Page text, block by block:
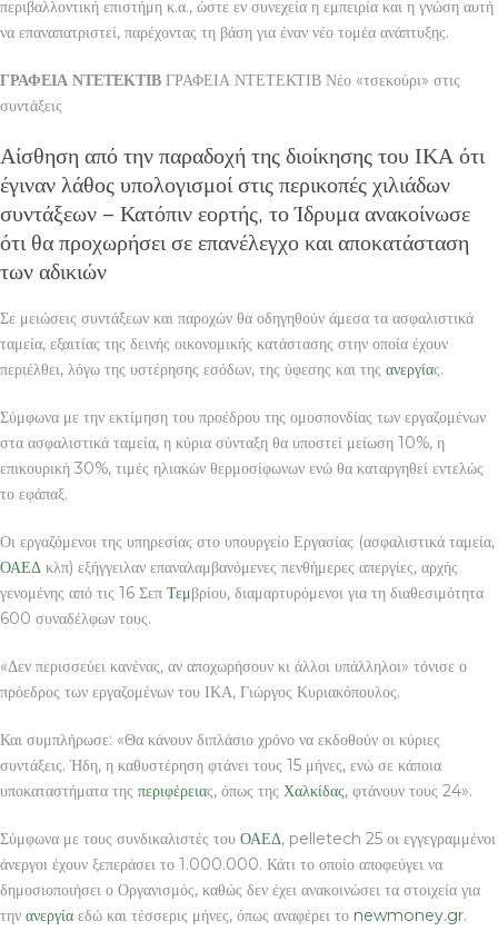
περιβαλλοντική επιστήμη κ.α., ώστε εν συνεχεία η εμπειρία και η γνώση αυτή
να επαναπατριστεί, παρέχοντας τη βάση για έναν νέο τομέα ανάπτυξης.
ΓΡΑΦΕΙΑ ΝΤΕΤΕΚΤΙΒ ΓΡΑΦΕΙΑ ΝΤΕΤΕΚΤΙΒ Νέο «τσεκούρι» στις
συντάξεις
Αίσθηση από την παραδοχή της διοίκησης του ΙΚΑ ότι
έγιναν λάθος υπολογισμοί στις περικοπές χιλιάδων
συντάξεων – Κατόπιν εορτής, το Ίδρυμα ανακοίνωσε
ότι θα προχωρήσει σε επανέλεγχο και αποκατάσταση
των αδικιών
Σε μειώσεις συντάξεων και παροχών θα οδηγηθούν άμεσα τα ασφαλιστικά
ταμεία, εξαιτίας της δεινής οικονομικής κατάστασης στην οποία έχουν
περιέλθει, λόγω της υστέρησης εσόδων, της ύφεσης και της ανεργίας.
Σύμφωνα με την εκτίμηση του προέδρου της ομοσπονδίας των εργαζομένων
στα ασφαλιστικά ταμεία, η κύρια σύνταξη θα υποστεί μείωση 10%, η
επικουρική 30%, τιμές ηλιακών θερμοσίφωνων ενώ θα καταργηθεί εντελώς
το εφάπαξ.
Οι εργαζόμενοι της υπηρεσίας στο υπουργείο Εργασίας (ασφαλιστικά ταμεία,
ΟΑΕΔ κλπ) εξήγγειλαν επαναλαμβανόμενες πενθήμερες απεργίες, αρχής
γενομένης από τις 16 Σεπ Τεμβρίου, διαμαρτυρόμενοι για τη διαθεσιμότητα
600 συναδέλφων τους.
«Δεν περισσεύει κανένας, αν αποχωρήσουν κι άλλοι υπάλληλοι» τόνισε ο
πρόεδρος των εργαζομένων του ΙΚΑ, Γιώργος Κυριακόπουλος.
Και συμπλήρωσε: «Θα κάνουν διπλάσιο χρόνο να εκδοθούν οι κύριες
συντάξεις. Ήδη, η καθυστέρηση φτάνει τους 15 μήνες, ενώ σε κάποια
υποκαταστήματα της περιφέρειας, όπως της Χαλκίδας, φτάνουν τους 24».
Σύμφωνα με τους συνδικαλιστές του ΟΑΕΔ, pelletech 25 οι εγγεγραμμένοι
άνεργοι έχουν ξεπεράσει το 1.000.000. Κάτι το οποίο αποφεύγει να
δημοσιοποιήσει ο Οργανισμός, καθώς δεν έχει ανακοινώσει τα στοιχεία για
την ανεργία εδώ και τέσσερις μήνες, όπως αναφέρει το newmoney.gr.